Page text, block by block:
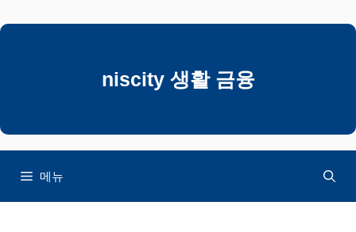
텐
뛰
niscity 생활 금융
메뉴